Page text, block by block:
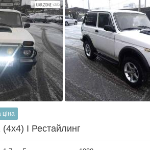
I Рестайлинг